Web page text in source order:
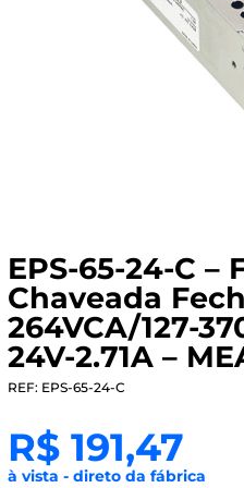
EPS-65-24-C –
Chaveada
264VCA/127-
24V-2.71A –
REF: EPS-65-24-C
R$191,47
à vista - direto da fábrica